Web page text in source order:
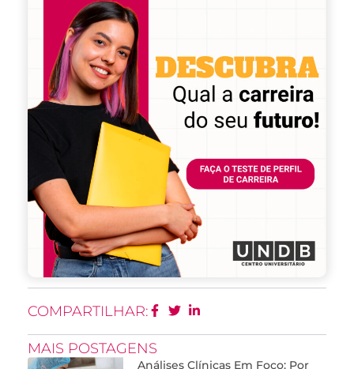
COMPARTILHAR:
MAIS POSTAGENS
Análises Clínicas Em Foco: Por